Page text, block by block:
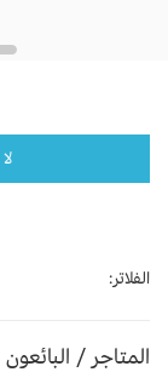
الفلاتر:
المتاجر / البائعون